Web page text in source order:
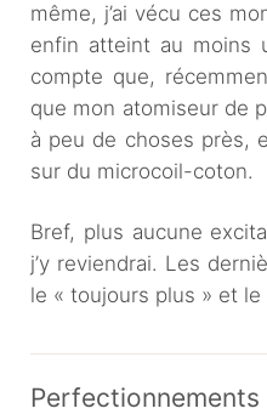
même, j’ai vécu ces
enfin atteint au moins
compte que,
que mon atomiseur de
à peu de choses près,
sur du microcoil-coton.
Bref, plus aucune
j’y reviendrai. Les
le « toujours plus » et
Perfectionnements